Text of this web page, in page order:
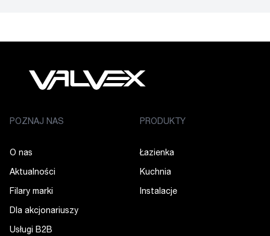
POZNAJ NAS
O nas
Aktualności
Filary marki
Dla akcjonariuszy
Usługi B2B
PRODUKTY
Łazienka
Kuchnia
Instalacje